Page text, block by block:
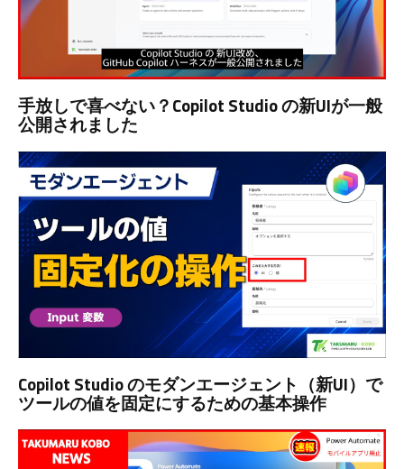
手放しで喜べない？Copilot Studio の新UIが一般
公開されました
Copilot Studio のモダンエージェント（新UI）で
ツールの値を固定にするための基本操作